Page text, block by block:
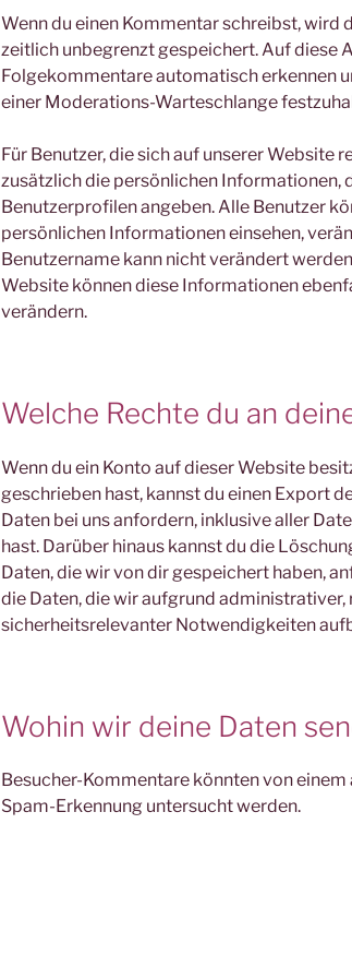
Wenn du einen Kommentar schreibst, wird
zeitlich unbegrenzt gespeichert. Auf diese
Folgekommentare automatisch erkennen
einer Moderations-Warteschlange
Für Benutzer, die sich auf unserer Website
zusätzlich die persönlichen Informationen,
Benutzerprofilen angeben. Alle Benutzer
persönlichen Informationen einsehen,
Benutzername kann nicht verändert
Website können diese Informationen
verändern.
Welche Rechte du an
Wenn du ein Konto auf dieser Website
geschrieben hast, kannst du einen Export
Daten bei uns anfordern, inklusive aller
hast. Darüber hinaus kannst du die
Daten, die wir von dir gespeichert haben,
die Daten, die wir aufgrund
sicherheitsrelevanter Notwendigkeiten
Wohin wir deine Daten
Besucher-Kommentare könnten von
Spam-Erkennung untersucht werden.